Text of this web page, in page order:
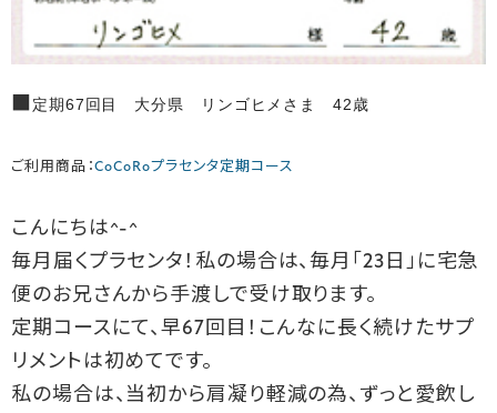
■定期67回目 大分県 リンゴヒメさま 42歳
ご利用商品：CoCoRoプラセンタ定期コース
こんにちは^-^
毎月届くプラセンタ！私の場合は、毎月「23日」に宅急
便のお兄さんから手渡しで受け取ります。
定期コースにて、早67回目！こんなに長く続けたサプ
リメントは初めてです。
私の場合は、当初から肩凝り軽減の為、ずっと愛飲し